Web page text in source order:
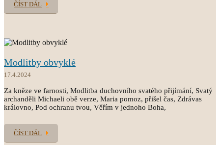
ČÍST DÁL
Modlitby obvyklé
17.4.2024
Za kněze ve farnosti, Modlitba duchovního svatého přijímání, Svatý
archanděli Michaeli obě verze, Maria pomoz, přišel čas, Zdrávas
královno, Pod ochranu tvou, Věřím v jednoho Boha,
ČÍST DÁL